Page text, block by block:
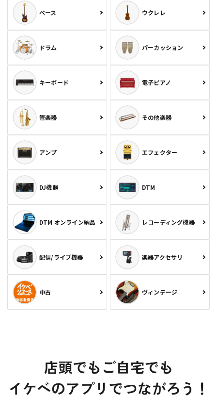
ベース ウクレレ
ドラム パーカッション
キーボード 電子ピアノ
管楽器 その他楽器
アンプ エフェクター
DJ機器 DTM
DTM オンライン納品 レコーディング機器
配信/ライブ機器 楽器アクセサリ
中古 ヴィンテージ